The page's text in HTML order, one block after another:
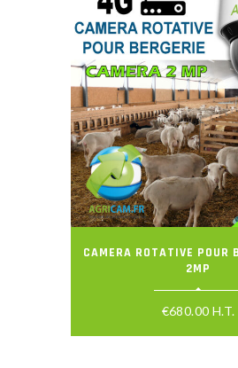
CAMERA ROTATIVE POUR
2MP
€680.00 H.T.